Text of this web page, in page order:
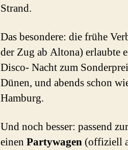
Strand.
Das besondere: die frühe
der Zug ab Altona) erlaubte
Disco- Nacht zum
Dünen, und abends schon
Hamburg.
Und noch besser: passend zur
einen Partywagen (offiziell